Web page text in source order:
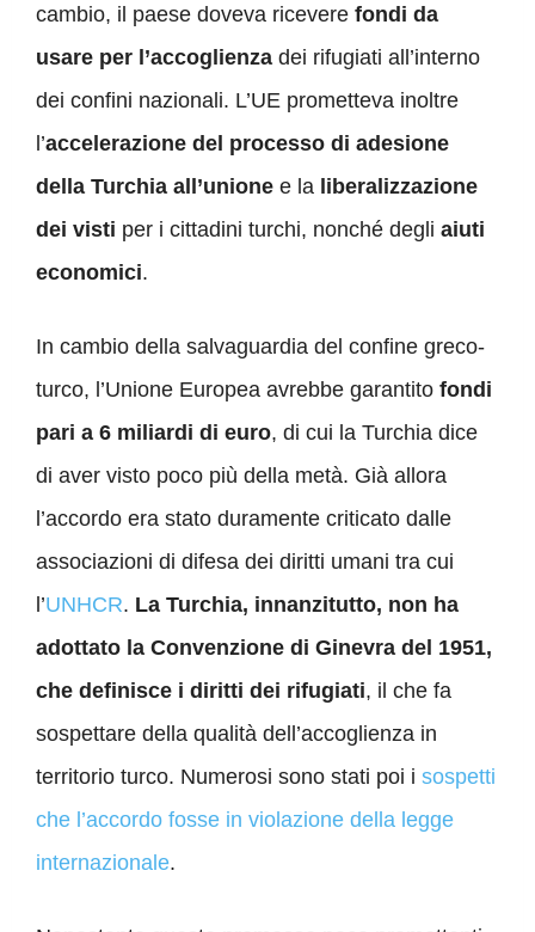
cambio, il paese doveva ricevere fondi da
usare per l’accoglienza dei rifugiati all’interno
dei confini nazionali. L’UE prometteva inoltre
l’accelerazione del processo di adesione
della Turchia all’unione e la liberalizzazione
dei visti per i cittadini turchi, nonché degli aiuti
economici.
In cambio della salvaguardia del confine greco-
turco, l’Unione Europea avrebbe garantito fondi
pari a 6 miliardi di euro, di cui la Turchia dice
di aver visto poco più della metà. Già allora
l’accordo era stato duramente criticato dalle
associazioni di difesa dei diritti umani tra cui
l’UNHCR. La Turchia, innanzitutto, non ha
adottato la Convenzione di Ginevra del 1951,
che definisce i diritti dei rifugiati, il che fa
sospettare della qualità dell’accoglienza in
territorio turco. Numerosi sono stati poi i sospetti
che l’accordo fosse in violazione della legge
internazionale.